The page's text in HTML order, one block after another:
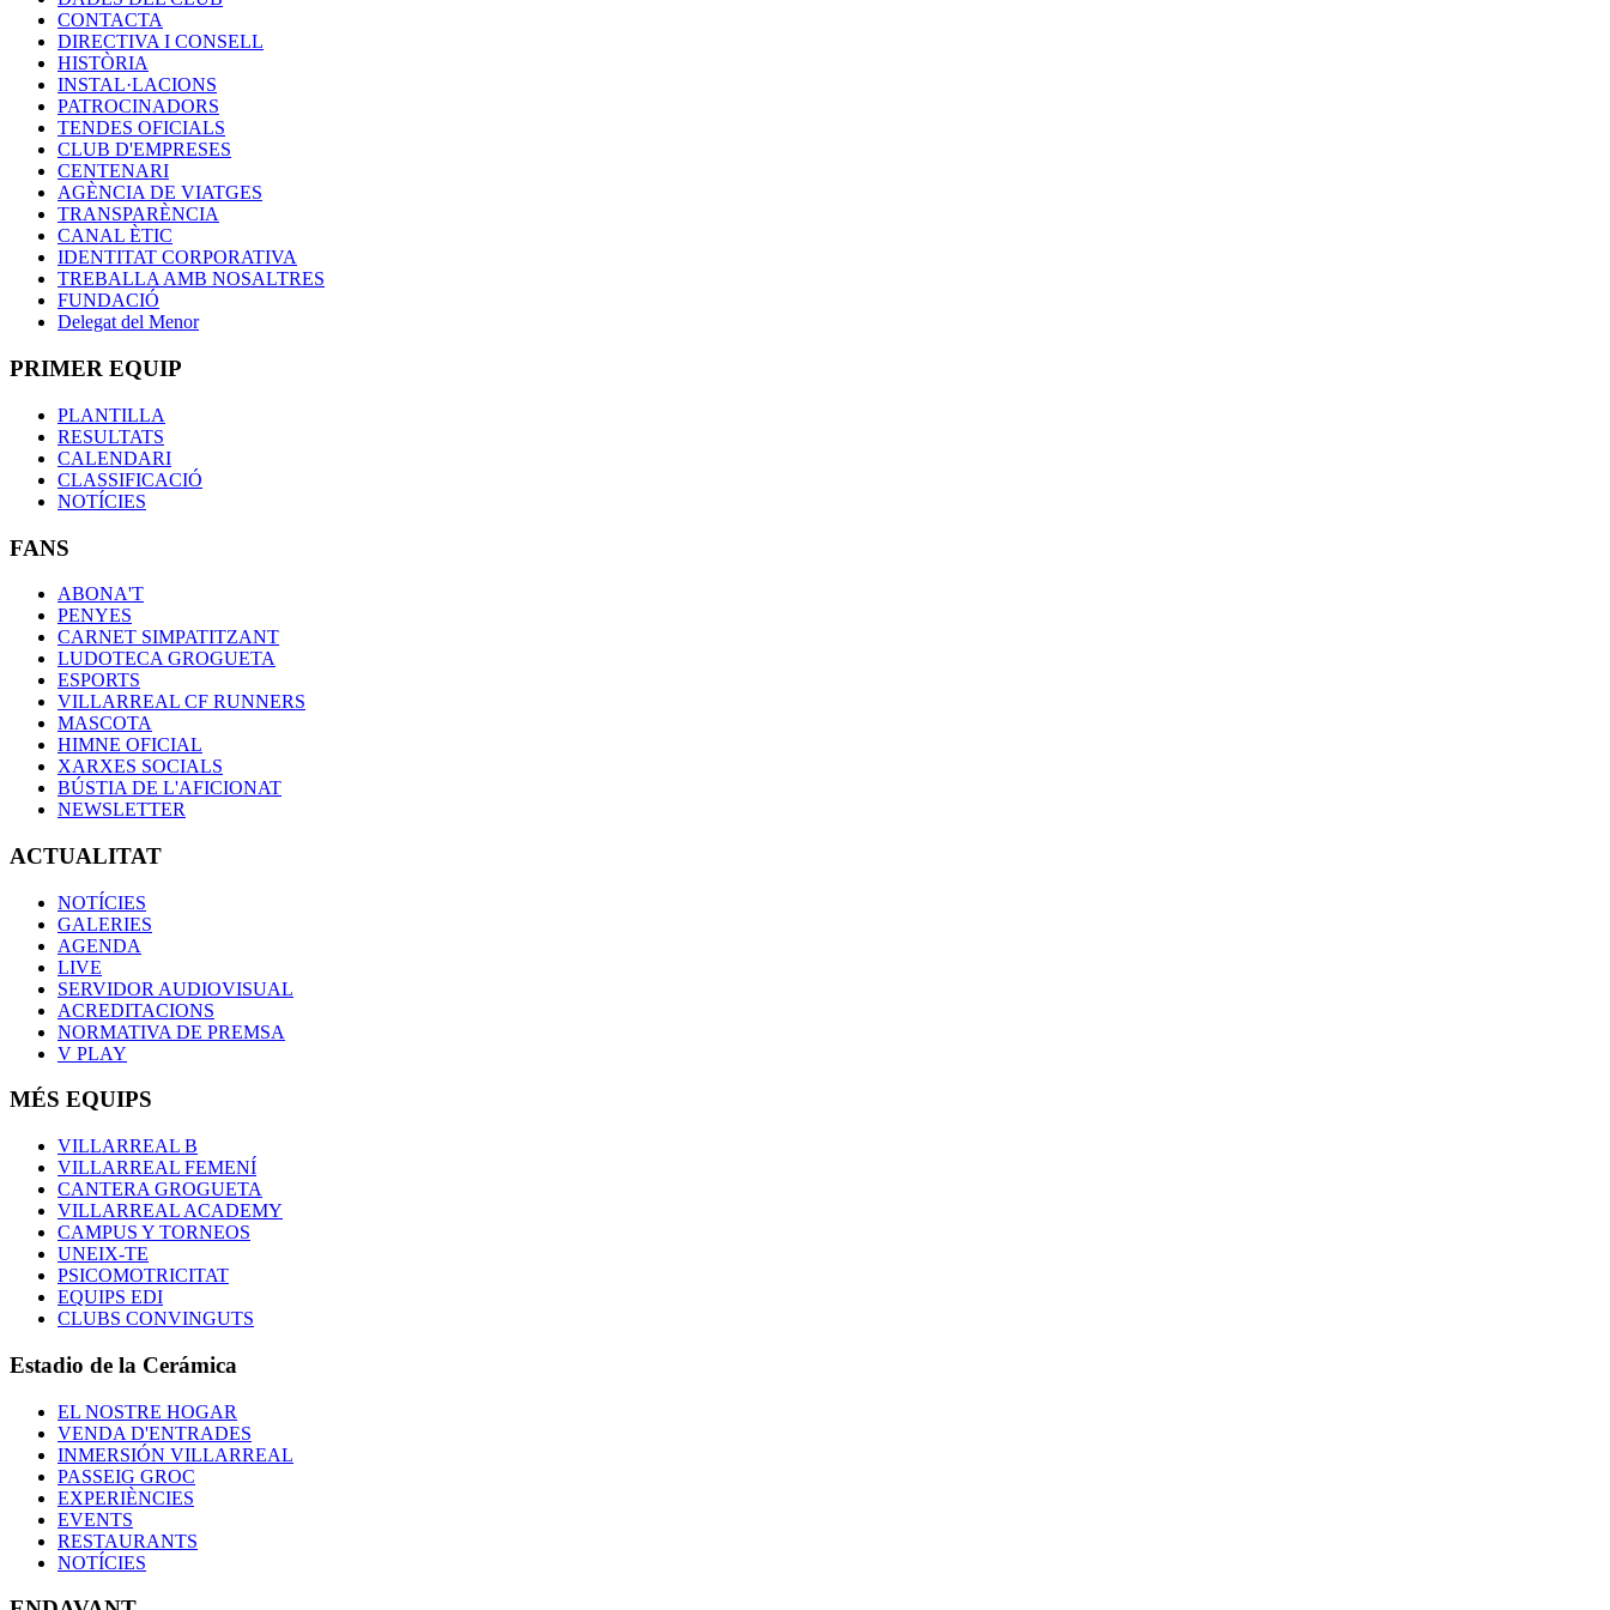
CONTACTA
DIRECTIVA I CONSELL
HISTÒRIA
INSTAL·LACIONS
PATROCINADORS
TENDES OFICIALS
CLUB D'EMPRESES
CENTENARI
AGÈNCIA DE VIATGES
TRANSPARÈNCIA
CANAL ÈTIC
IDENTITAT CORPORATIVA
TREBALLA AMB NOSALTRES
FUNDACIÓ
Delegat del Menor
PRIMER EQUIP
PLANTILLA
RESULTATS
CALENDARI
CLASSIFICACIÓ
NOTÍCIES
FANS
ABONA'T
PENYES
CARNET SIMPATITZANT
LUDOTECA GROGUETA
ESPORTS
VILLARREAL CF RUNNERS
MASCOTA
HIMNE OFICIAL
XARXES SOCIALS
BÚSTIA DE L'AFICIONAT
NEWSLETTER
ACTUALITAT
NOTÍCIES
GALERIES
AGENDA
LIVE
SERVIDOR AUDIOVISUAL
ACREDITACIONS
NORMATIVA DE PREMSA
V PLAY
MÉS EQUIPS
VILLARREAL B
VILLARREAL FEMENÍ
CANTERA GROGUETA
VILLARREAL ACADEMY
CAMPUS Y TORNEOS
UNEIX-TE
PSICOMOTRICITAT
EQUIPS EDI
CLUBS CONVINGUTS
Estadio de la Cerámica
EL NOSTRE HOGAR
VENDA D'ENTRADES
INMERSIÓN VILLARREAL
PASSEIG GROC
EXPERIÈNCIES
EVENTS
RESTAURANTS
NOTÍCIES